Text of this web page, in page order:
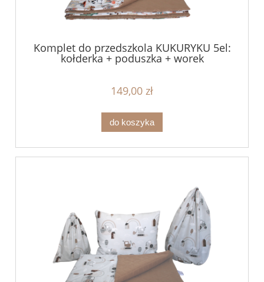
Komplet do przedszkola KUKURYKU 5el:
kołderka + poduszka + worek
149,00 zł
do koszyka